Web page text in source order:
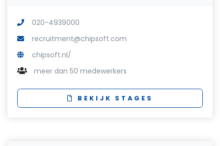
020-4939000
recruitment@chipsoft.com
chipsoft.nl/
meer dan 50 medewerkers
BEKIJK STAGES